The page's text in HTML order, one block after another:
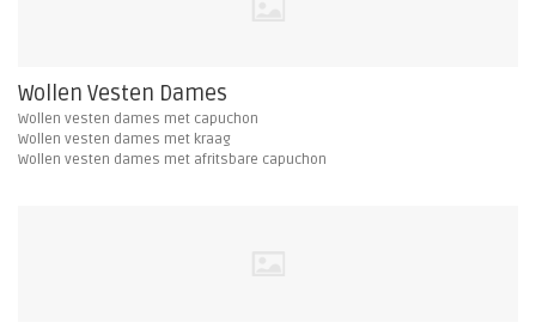
Wollen Vesten Dames
Wollen vesten dames met capuchon
Wollen vesten dames met kraag
Wollen vesten dames met afritsbare capuchon